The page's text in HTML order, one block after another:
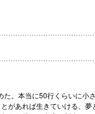
。本当に50行くらいに小
があれば生きていける、夢